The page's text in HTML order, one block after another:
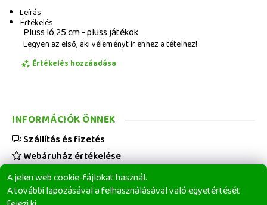
Leírás
Értékelés
Plüss ló 25 cm - plüss játékok
Legyen az első, aki véleményt ír ehhez a tételhez!
Értékelés hozzáadása
A jelen web cookie-fájlokat használ.
A további lapozásával a felhasználásával való egyetértését
INFORMÁCIÓK ÖNNEK
Szállítás és fizetés
Webáruház értékelése
Viszonteladóknak
Üzleti feltételek